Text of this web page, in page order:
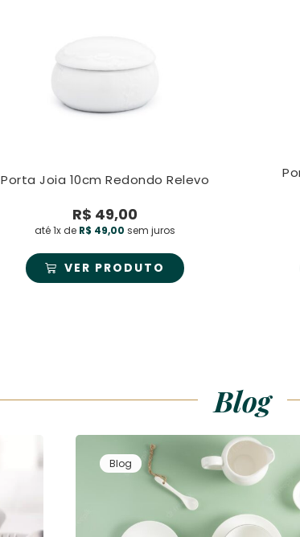
Porta Joia 10cm Redondo Relevo
R$ 49,00
até 1x de R$ 49,00 sem juros
VER PRODUTO
Blog
Blog